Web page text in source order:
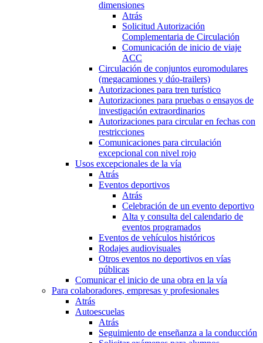
dimensiones
Atrás
Solicitud Autorización
Complementaria de Circulación
Comunicación de inicio de viaje
ACC
Circulación de conjuntos euromodulares
(megacamiones y dúo-trailers)
Autorizaciones para tren turístico
Autorizaciones para pruebas o ensayos de
investigación extraordinarios
Autorizaciones para circular en fechas con
restricciones
Comunicaciones para circulación
excepcional con nivel rojo
Usos excepcionales de la vía
Atrás
Eventos deportivos
Atrás
Celebración de un evento deportivo
Alta y consulta del calendario de
eventos programados
Eventos de vehículos históricos
Rodajes audiovisuales
Otros eventos no deportivos en vías
públicas
Comunicar el inicio de una obra en la vía
Para colaboradores, empresas y profesionales
Atrás
Autoescuelas
Atrás
Seguimiento de enseñanza a la conducción